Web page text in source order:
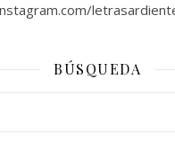
BÚSQUEDA